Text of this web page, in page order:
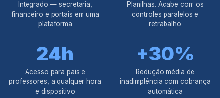
Integrado — secretaria,
financeiro e portais em uma
plataforma
Planilhas. Acabe com os
controles paralelos e
retrabalho
24h
Acesso para pais e
professores, a qualquer hora
e dispositivo
+30%
Redução média de
inadimplência com cobrança
automática